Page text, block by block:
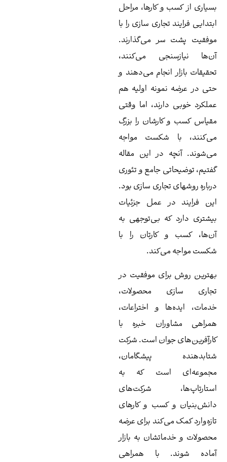
از کسب و کارها، مراحل
فرایند تجاری سازی را با
پشت سر می‌گذارند.
نیازسنجی می‌کنند،
بازار انجام می‌دهند و
در عرضه نمونه اولیه هم
خوبی دارند، اما وقتی
کسب و کارشان را بزرگ
با شکست مواجه
آنچه در این مقاله
توضیحاتی جامع و تئوری
روشهای تجاری سازی بود.
فرایند در عمل جزئیات
دارد که بی‌توجهی به
کسب و کارتان را با
مواجه می‌کند.
روش برای موفقیت در
سازی محصولات،
ایده‌ها و اختراعات،
مشاوران خبره با
جوان است. شرکت
پیشگامان،
است که به
شرکت‌های
و کسب و کارهای
کمک می‌کند برای عرضه
و خدماتشان به بازار
شوند. با همراهی